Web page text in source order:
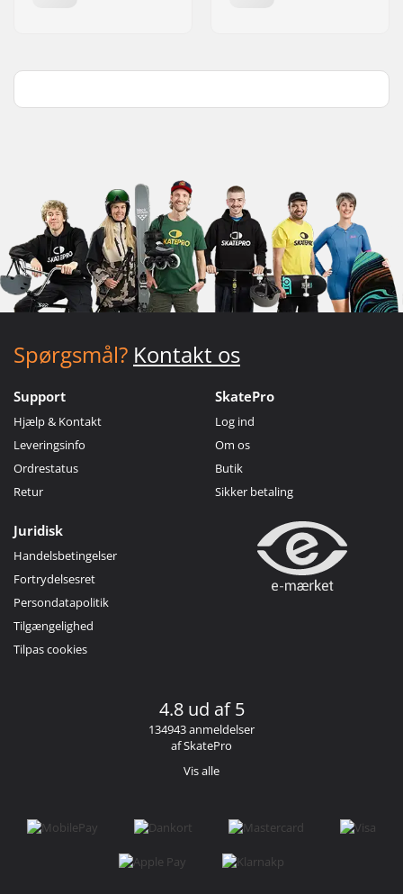
Spørgsmål? Kontakt os
Support
Hjælp & Kontakt
Leveringsinfo
Ordrestatus
Retur
SkatePro
Log ind
Om os
Butik
Sikker betaling
Juridisk
Handelsbetingelser
Fortrydelsesret
Persondatapolitik
Tilgængelighed
Tilpas cookies
4.8 ud af 5
134943 anmeldelser
af SkatePro
Vis alle